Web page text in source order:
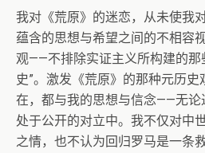
我对《荒原》的迷恋，从未使我
蕴含的思想与希望之间的不相容
观——不排除实证主义所构建的
史”。激发《荒原》的那种元历
在，都与我的思想与信念——无
处于公开的对立中。我不仅对中
之情，也不认为回归罗马是一条